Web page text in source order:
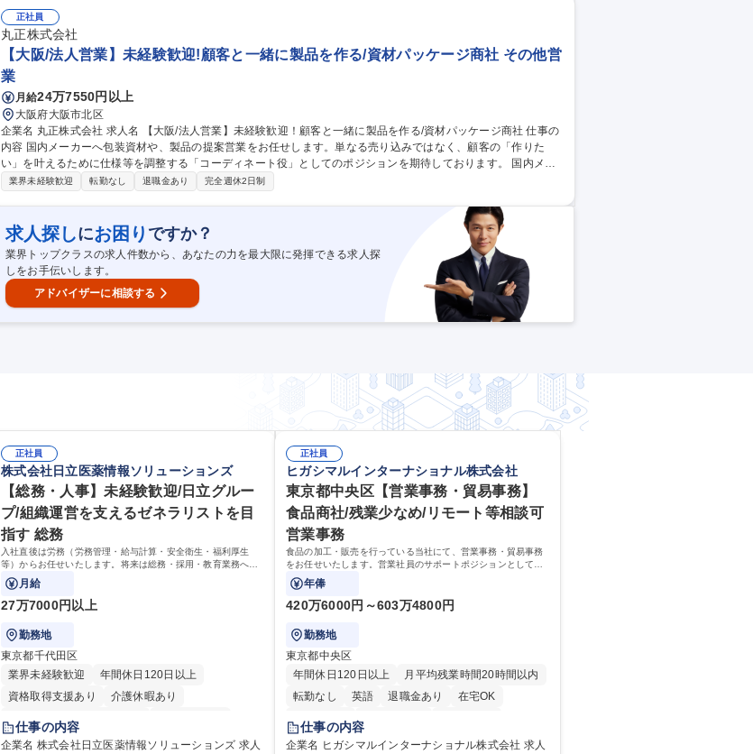
週間ほど座学研修を行い、業務に慣れるまで先輩社員に同行いただきます。 募集職種 【神田/法人営業】未経験歓
迎！顧客と一緒に製品を作る/資材パッケージ商社
正社員
丸正株式会社
【大阪/法人営業】未経験歓迎!顧客と一緒に製品を作る/資材パッケージ商社 その他営
業
月給24万7550円以上
大阪府大阪市北区
企業名 丸正株式会社 求人名 【大阪/法人営業】未経験歓迎！顧客と一緒に製品を作る/資材パッケージ商社 仕事の
内容 国内メーカーへ包装資材や、製品の提案営業をお任せします。単なる売り込みではなく、顧客の「作りた
い」を叶えるために仕様等を調整する「コーディネート役」としてのポジションを期待しております。 国内メー
カー等のニーズに応じて、仕入先の資材メーカーや加工工場と協力しご希望の仕様に沿った包装資材・製品を提
のニーズをくみ取り、最適なご提案が出来た時にやりがいを感じられるお仕事です。OJTとして入社後は大阪で1
週間ほど座学研修を行い、業務に慣れるまで先輩社員に同行いただきます。 募集職種 【大阪/法人営業】未経験歓
迎！顧客と一緒に製品を作る/資材パッケージ商社
業界未経験歓迎 転勤なし 退職金あり 完全週休2日制
求人探しにお困り ですか？
業界トップクラスの求人件数から、あなたの力を最大限に発揮できる求人探
しをお手伝いします。
アドバイザーに相談する
正社員
株式会社日立医薬情報ソリューションズ
【総務・人事】未経験歓迎/日立グルー
プ/組織運営を支えるゼネラリストを目
指す 総務
入社直後は労務（労務管理・給与計算・安全衛生・福利厚生
等）からお任せいたします。将来は総務・採用・教育業務へ守
備範囲を広げ、組織運営を支えるゼネラリストをめざせます。
月給
27万7000円以上
勤務地
東京都千代田区
業界未経験歓迎
年間休日120日以上
資格取得支援あり
介護休暇あり
月平均残業時間20時間以内
住宅手当あり
時短勤務あり
退職金あり
仕事の内容
企業名 株式会社日立医薬情報ソリューションズ 求人
正社員
ヒガシマルインターナショナル株式会社
東京都中央区【営業事務・貿易事務】
食品商社/残業少なめ/リモート等相談可
営業事務
食品の加工・販売を行っている当社にて、営業事務・貿易事務
をお任せいたします。営業社員のサポートポジションとして、
受発注から海外工場との調整まで幅広く対応し、当社事業の根
幹を支えていただきます。
年俸
420万6000円～603万4800円
勤務地
東京都中央区
年間休日120日以上
月平均残業時間20時間以内
転勤なし
英語 退職金あり
在宅OK
交通費支給
仕事の内容
企業名 ヒガシマルインターナショナル株式会社 求人